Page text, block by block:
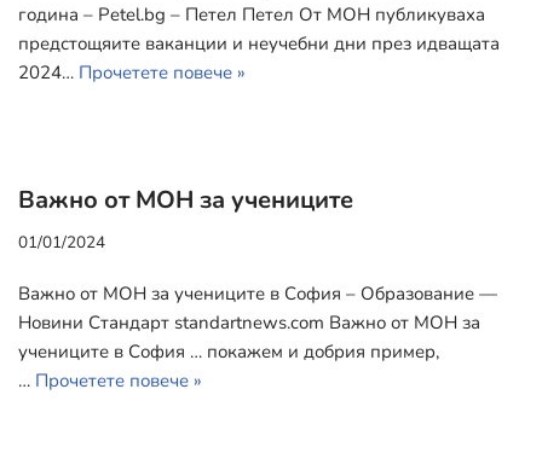
година – Petel.bg – Петел Петел От МОН публикуваха
предстощяите ваканции и неучебни дни през идващата
2024… Прочетете повече »
Важно от МОН за учениците
01/01/2024
Важно от МОН за учениците в София – Образование —
Новини Стандарт standartnews.com Важно от МОН за
учениците в София … покажем и добрия пример,
… Прочетете повече »